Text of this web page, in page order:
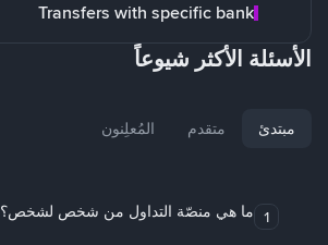
Transfers with specific bank
الأسئلة الأكثر شيوعاً
مبتدئ متقدم المُعلِنون
1 ما هي منصّة التداول من شخص لشخص؟